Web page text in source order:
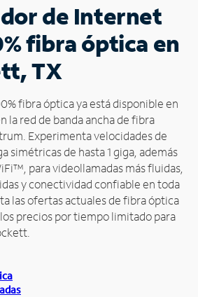
de Internet
fibra óptica en
TX
fibra óptica ya está disponible en
la red de banda ancha de fibra
Experimenta velocidades de
simétricas de hasta 1 giga, además
para videollamadas más fluidas,
y conectividad confiable en toda
las ofertas actuales de fibra óptica
precios por tiempo limitado para